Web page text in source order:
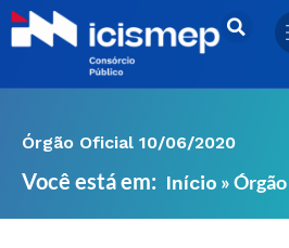
Ir
para
Órgão Oficial 10/06/2020
Você está em: Início »